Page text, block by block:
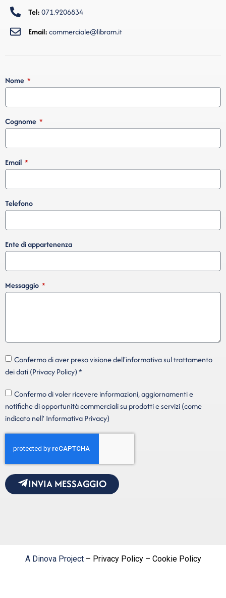
Tel:071.9206834
Email:commerciale@libram.it
Nome
Cognome
Email
Telefono
Ente di appartenenza
Messaggio
Confermo di aver preso visione dell'informativa sul trattamento
dei dati (Privacy Policy) *
Confermo di voler ricevere informazioni, aggiornamenti e
notifiche di opportunità commerciali su prodotti e servizi (come
indicato nell' Informativa Privacy)
INVIA MESSAGGIO
A Dinova Project– Privacy Policy – Cookie Policy